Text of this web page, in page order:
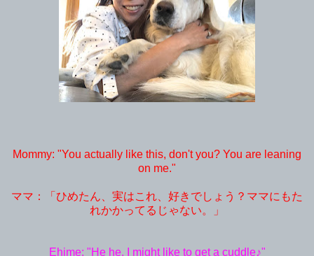
Mommy: "You actually like this, don't you? You are leaning
on me."
ママ：「ひめたん、実はこれ、好きでしょう？ママにもた
れかかってるじゃない。」
Ehime: "He he. I might like to get a cuddle♪"